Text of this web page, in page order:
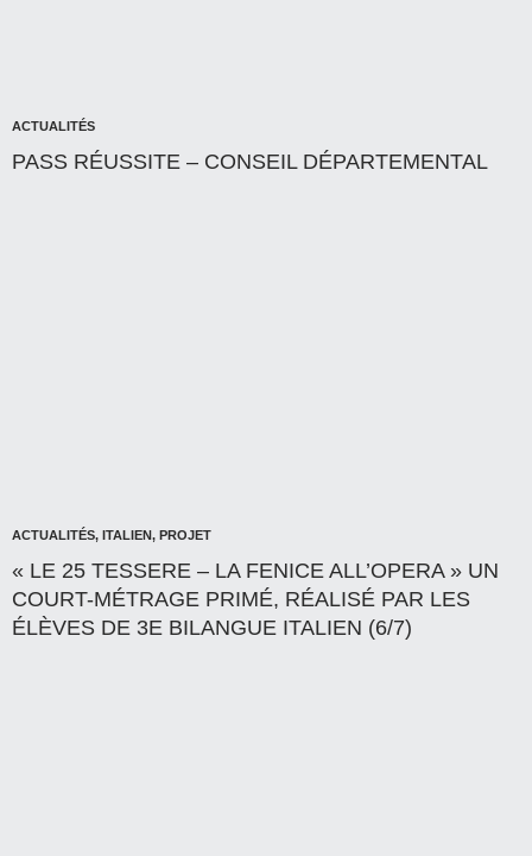
ACTUALITÉS
PASS RÉUSSITE – CONSEIL DÉPARTEMENTAL
ACTUALITÉS, ITALIEN, PROJET
« LE 25 TESSERE – LA FENICE ALL’OPERA » UN
COURT-MÉTRAGE PRIMÉ, RÉALISÉ PAR LES
ÉLÈVES DE 3E BILANGUE ITALIEN (6/7)